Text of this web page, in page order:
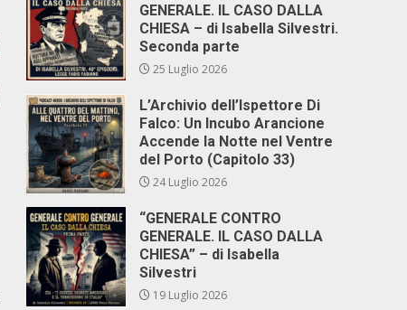
GENERALE. IL CASO DALLA
CHIESA – di Isabella Silvestri.
Seconda parte
25 Luglio 2026
L’Archivio dell’Ispettore Di
Falco: Un Incubo Arancione
Accende la Notte nel Ventre
del Porto (Capitolo 33)
24 Luglio 2026
“GENERALE CONTRO
GENERALE. IL CASO DALLA
CHIESA” – di Isabella
Silvestri
19 Luglio 2026